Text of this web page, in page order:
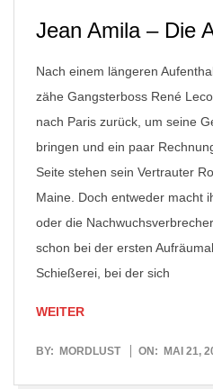
Jean Amila – Die
Nach einem längeren
zähe Gangsterboss René
nach Paris zurück, um seine
bringen und ein paar
Seite stehen sein Vertrauter
Maine. Doch entweder macht
oder die
schon bei der ersten
Schießerei, bei der sich
WEITER
2017-
BY: MORDLUST ON: MAI 21,